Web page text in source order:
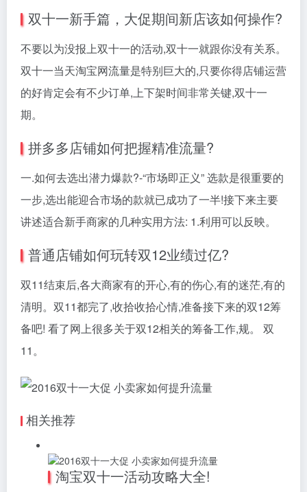
双十一新手篇，大促期间新店该如何操作?
不要以为没报上双十一的活动,双十一就跟你没有关系。
双十一当天淘宝网流量是特别巨大的,只要你得店铺运营
的好肯定会有不少订单,上下架时间非常关键,双十一
期。
拼多多店铺如何把握精准流量?
一.如何去选出潜力爆款?-“市场即正义” 选款是很重要的
一步,选出能迎合市场的款就已成功了一半!接下来主要
讲述适合新手商家的几种实用方法: 1.利用可以反映。
普通店铺如何玩转双12业绩过亿?
双11结束后,各大商家有的开心,有的伤心,有的迷茫,有的
清明。双11都完了,收拾收拾心情,准备接下来的双12筹
备吧! 看了网上很多关于双12相关的筹备工作,规。 双
11。
相关推荐
淘宝双十一活动攻略大全!